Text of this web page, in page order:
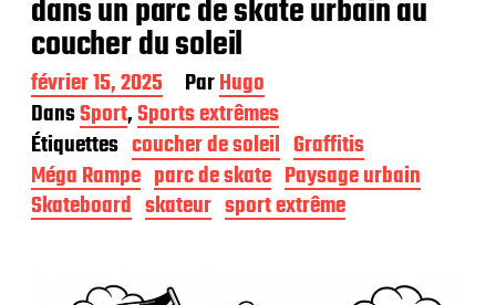
dans un parc de skate urbain au
coucher du soleil
D
a
t
e
d
e
p
février 15, 2025 ParHugo
DansSport,Sports extrêmes
Étiquettes coucher de soleil Graffitis
Méga Rampe parc de skate Paysage urbain
Skateboard skateur sport extrême